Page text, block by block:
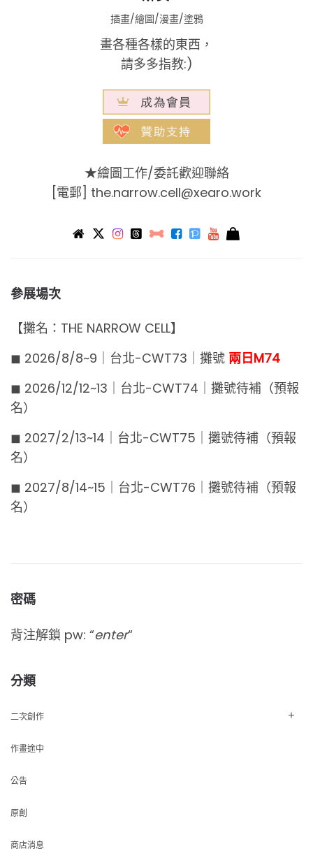
插畫/繪圖/漫畫/塗鴉
畫各種各樣的東西，
請多多指教:)
★繪圖工作/委託歡迎聯絡
[電郵] the.narrow.cell@xearo.work
參展場次
【攤名：THE NARROW CELL】
◼︎ 2026/8/8~9｜台北-CWT73｜攤號 兩日M74
◼︎ 2026/12/12~13｜台北-CWT74｜攤號待補（預報
名）
◼︎ 2027/2/13~14｜台北-CWT75｜攤號待補（預報
名）
◼︎ 2027/8/14~15｜台北-CWT76｜攤號待補（預報
名）
密碼
背注解鎖 pw: “enter“
分類
二次創作
作畫途中
公告
原創
商店消息